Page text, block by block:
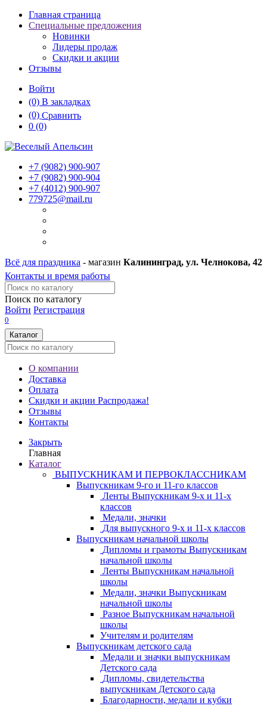
Главная страница
Специальные предложения
Новинки
Лидеры продаж
Скидки и акции
Отзывы
Войти
(0) В закладках
(0) Сравнить
0 (0)
+7 (9082) 900-907
+7 (9082) 900-904
+7 (4012) 900-907
779725@mail.ru
Всё для праздника - магазин Калининград, ул. Челнокова, 42
Контакты и время работы
Поиск по каталогу
Войти Регистрация
0
Каталог
О компании
Доставка
Оплата
Скидки и акции Распродажа!
Отзывы
Контакты
Закрыть
Главная
Каталог
ВЫПУСКНИКАМ И ПЕРВОКЛАССНИКАМ
Выпускникам 9-го и 11-го классов
Ленты Выпускникам 9-х и 11-х
классов
Медали, значки
Для выпускного 9-х и 11-х классов
Выпускникам начальной школы
Дипломы и грамоты Выпускникам
начальной школы
Ленты Выпускникам начальной
школы
Медали, значки Выпускникам
начальной школы
Разное Выпускникам начальной
школы
Учителям и родителям
Выпускникам детского сада
Медали и значки выпускникам
Детского сада
Дипломы, свидетельства
выпускникам Детского сада
Благодарности, медали и кубки